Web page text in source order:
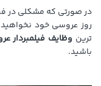
در صورتی که مشکلی در
روز عروسی خود
ترین وظایف فیلمبردار
باشید.